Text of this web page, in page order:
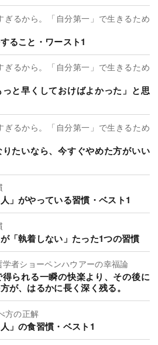
ぎるから。「自分第一」で生きるため
ること・ワースト1
ぎるから。「自分第一」で生きるため
と早くしておけばよかった」と思
ぎるから。「自分第一」で生きるため
りたいなら、今すぐやめた方がいい
」がやっている習慣・ベスト1
「執着しない」たった1つの習慣
者ショーペンハウアーの幸福論
られる一瞬の快楽より、その後に
が、はるかに長く深く残る。
方の正解
」の食習慣・ベスト1